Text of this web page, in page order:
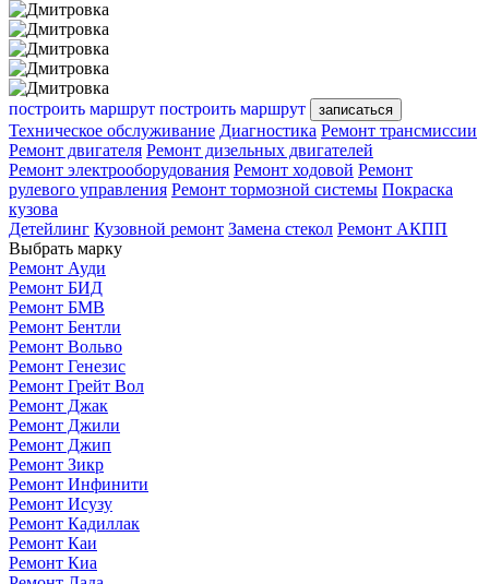
построить маршрут построить маршрут записаться
Техническое обслуживание Диагностика Ремонт трансмиссии
Ремонт двигателя Ремонт дизельных двигателей
Ремонт электрооборудования Ремонт ходовой Ремонт
рулевого управления Ремонт тормозной системы Покраска
кузова
Детейлинг Кузовной ремонт Замена стекол Ремонт АКПП
Выбрать марку
Ремонт Ауди
Ремонт БИД
Ремонт БМВ
Ремонт Бентли
Ремонт Вольво
Ремонт Генезис
Ремонт Грейт Вол
Ремонт Джак
Ремонт Джили
Ремонт Джип
Ремонт Зикр
Ремонт Инфинити
Ремонт Исузу
Ремонт Кадиллак
Ремонт Каи
Ремонт Киа